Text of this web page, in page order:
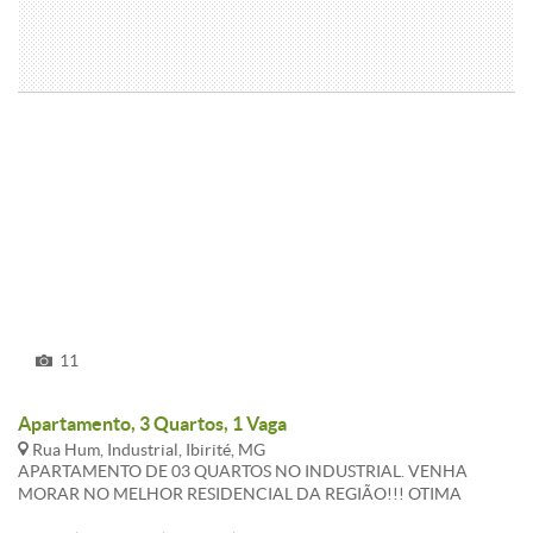
11
Apartamento, 3 Quartos, 1 Vaga
Rua Hum, Industrial, Ibirité, MG
APARTAMENTO DE 03 QUARTOS NO INDUSTRIAL. VENHA
MORAR NO MELHOR RESIDENCIAL DA REGIÃO!!! OTIMA